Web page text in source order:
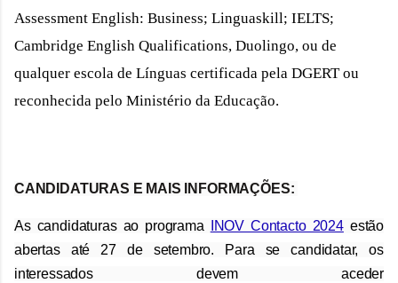
Assessment English: Business; Linguaskill; IELTS;
Cambridge English Qualifications, Duolingo, ou de
qualquer escola de Línguas certificada pela DGERT ou
reconhecida pelo Ministério da Educação.
CANDIDATURAS E MAIS INFORMAÇÕES:
As candidaturas ao programa INOV Contacto 2024estão
abertas até 27 de setembro. Para se candidatar, os
interessados devem aceder